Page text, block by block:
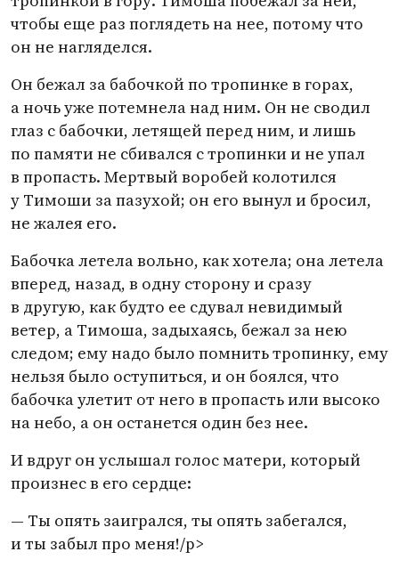
чтобы еще раз поглядеть на нее, потому что
он не нагляделся.
Он бежал за бабочкой по тропинке в горах,
а ночь уже потемнела над ним. Он не сводил
глаз с бабочки, летящей перед ним, и лишь
по памяти не сбивался с тропинки и не упал
в пропасть. Мертвый воробей колотился
у Тимоши за пазухой; он его вынул и бросил,
не жалея его.
Бабочка летела вольно, как хотела; она летела
вперед, назад, в одну сторону и сразу
в другую, как будто ее сдувал невидимый
ветер, а Тимоша, задыхаясь, бежал за нею
следом; ему надо было помнить тропинку, ему
нельзя было оступиться, и он боялся, что
бабочка улетит от него в пропасть или высоко
на небо, а он останется один без нее.
И вдруг он услышал голос матери, который
произнес в его сердце:
— Ты опять заигрался, ты опять забегался,
и ты забыл про меня!/p>